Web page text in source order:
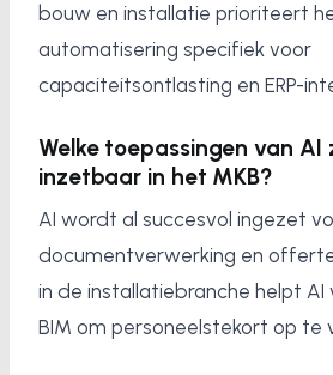
bouw en installatie prioriteert
automatisering specifiek voor
capaciteitsontlasting en ERP-
Welke toepassingen van AI
inzetbaar in het MKB?
AI wordt al succesvol ingezet
documentverwerking en
in de installatiebranche helpt AI
BIM om personeelstekort op te